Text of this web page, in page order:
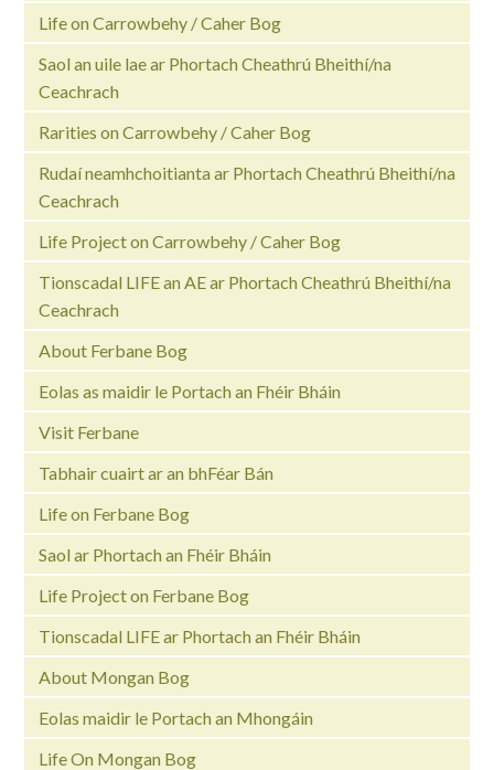
Life on Carrowbehy / Caher Bog
Saol an uile lae ar Phortach Cheathrú Bheithí/na
Ceachrach
Rarities on Carrowbehy / Caher Bog
Rudaí neamhchoitianta ar Phortach Cheathrú Bheithí/na
Ceachrach
Life Project on Carrowbehy / Caher Bog
Tionscadal LIFE an AE ar Phortach Cheathrú Bheithí/na
Ceachrach
About Ferbane Bog
Eolas as maidir le Portach an Fhéir Bháin
Visit Ferbane
Tabhair cuairt ar an bhFéar Bán
Life on Ferbane Bog
Saol ar Phortach an Fhéir Bháin
Life Project on Ferbane Bog
Tionscadal LIFE ar Phortach an Fhéir Bháin
About Mongan Bog
Eolas maidir le Portach an Mhongáin
Life On Mongan Bog